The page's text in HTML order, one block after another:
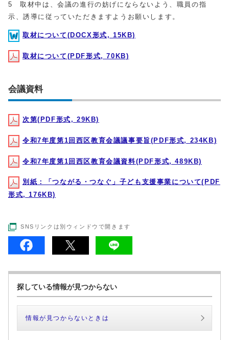
5 取材中は、会議の進行の妨げにならないよう、職員の指
示、誘導に従っていただきますようお願いします。
取材について(DOCX形式, 15KB)
取材について(PDF形式, 70KB)
会議資料
次第(PDF形式, 29KB)
令和7年度第1回西区教育会議議事要旨(PDF形式, 234KB)
令和7年度第1回西区教育会議資料(PDF形式, 489KB)
別紙：「つながる・つなぐ」子ども支援事業について(PDF
形式, 176KB)
SNSリンクは別ウィンドウで開きます
探している情報が見つからない
情報が見つからないときは